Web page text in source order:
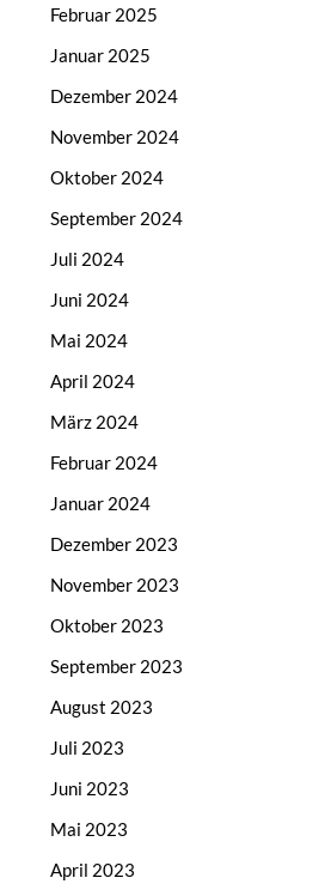
Februar 2025
Januar 2025
Dezember 2024
November 2024
Oktober 2024
September 2024
Juli 2024
Juni 2024
Mai 2024
April 2024
März 2024
Februar 2024
Januar 2024
Dezember 2023
November 2023
Oktober 2023
September 2023
August 2023
Juli 2023
Juni 2023
Mai 2023
April 2023